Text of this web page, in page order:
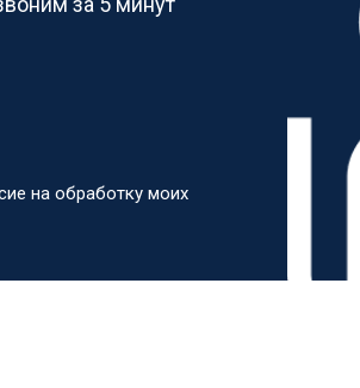
на обработку моих